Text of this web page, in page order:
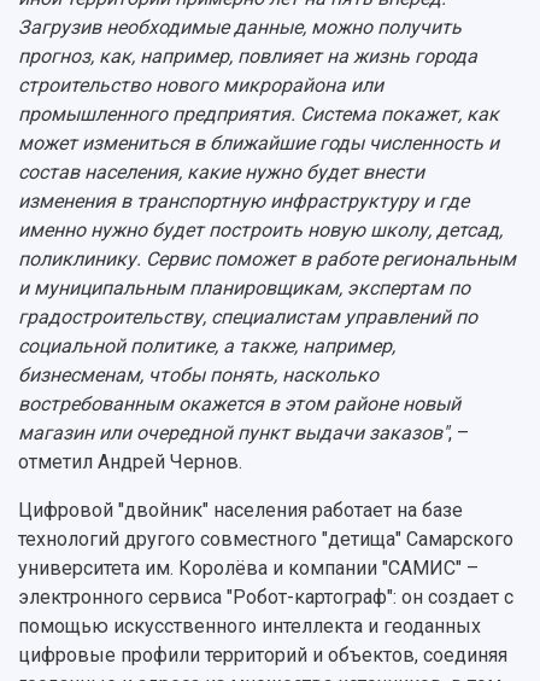
Загрузив необходимые данные, можно получить
прогноз, как, например, повлияет на жизнь города
строительство нового микрорайона или
промышленного предприятия. Система покажет, как
может измениться в ближайшие годы численность и
состав населения, какие нужно будет внести
изменения в транспортную инфраструктуру и где
именно нужно будет построить новую школу, детсад,
поликлинику. Сервис поможет в работе региональным
и муниципальным планировщикам, экспертам по
градостроительству, специалистам управлений по
социальной политике, а также, например,
бизнесменам, чтобы понять, насколько
востребованным окажется в этом районе новый
магазин или очередной пункт выдачи заказов", –
отметил Андрей Чернов.
Цифровой "двойник" населения работает на базе
технологий другого совместного "детища" Самарского
университета им. Королёва и компании "САМИС" –
электронного сервиса "Робот-картограф": он создает с
помощью искусственного интеллекта и геоданных
цифровые профили территорий и объектов, соединяя